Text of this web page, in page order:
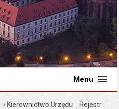
Menu
Kierownictwo Urzędu
Rejestr